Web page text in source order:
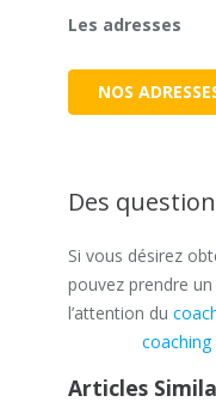
Les adresses
NOS
Des
Si vous désirez
pouvez prendre
l’attention du
Articles